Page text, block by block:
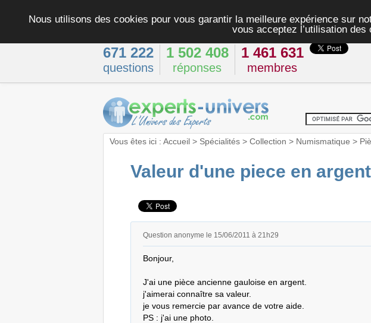
Nous utilisons des cookies pour vous garantir la meilleure expérience sur
vous acceptez l’utilisation des
671 222
questions
1 502 408
réponses
1 461 631
membres
Vous êtes ici : Accueil> Spécialités> Collection > Numismatique >
Valeur d'une piece en
Question anonyme le 15/06/2011 à 21h29
Bonjour,
J'ai une pièce ancienne gauloise en argent.
j'aimerai connaître sa valeur.
je vous remercie par avance de votre aide.
PS : j'ai une photo.